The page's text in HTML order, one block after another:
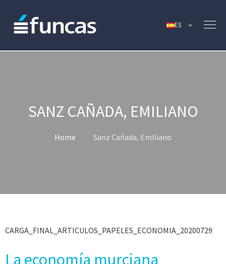
SANZ CAÑADA, EMILIANO
Home Sanz Cañada, Emiliano
CARGA_FINAL_ARTICULOS_PAPELES_ECONOMIA_20200729
La economía murciana